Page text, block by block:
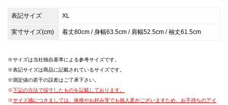
表記サイズ XL
実寸サイズ(cm) 着丈80cm / 身幅63.5cm / 肩幅52.5cm / 袖丈61.5cm
サイズは当社独自基準による参考サイズです。
表記サイズは商品に記載されているサイズです。
測定値の若干の誤差はご了承下さい。
下記の方法で採寸したものを記載しております。
サイズ感につきましては、体格やお好み等でも個人差がございますため、お手持ちのアイ